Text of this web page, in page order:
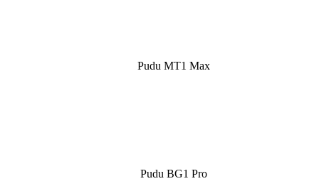
Pudu MT1 Max
Pudu BG1 Pro